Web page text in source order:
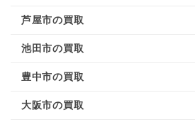
芦屋市の買取
池田市の買取
豊中市の買取
大阪市の買取